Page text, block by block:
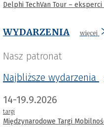
Delphi TechVan Tour –
WYDARZENIA więcej
Nasz patronat
Najbliższe wydarzenia
14-19.9.2026
targi
Międzynarodowe Targi